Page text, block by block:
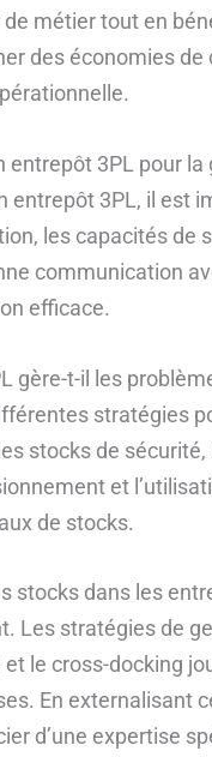
métier tout en
des économies
entrepôt 3PL pour
entrepôt 3PL, il est
les capacités de
communication
efficace.
gère-t-il les
stratégies
stocks de
et
de stocks.
stocks dans les
Les stratégies de
le cross-docking
En externalisant
d’une expertise